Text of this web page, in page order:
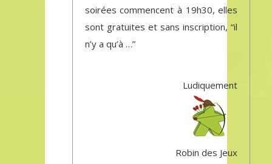
soirées commencent à 19h30, elles
sont gratuites et sans inscription, “il
n’y a qu’à …”
Ludiquement
Robin des Jeux